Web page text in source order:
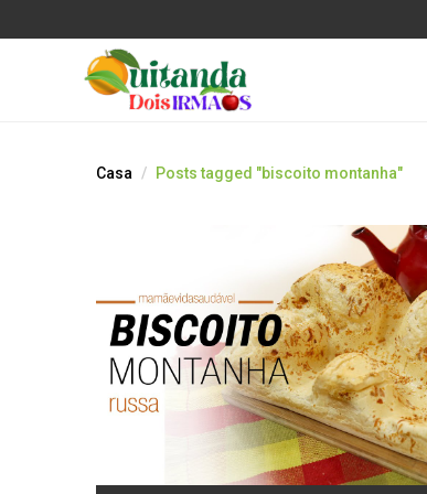
Casa Posts tagged "biscoito montanha"